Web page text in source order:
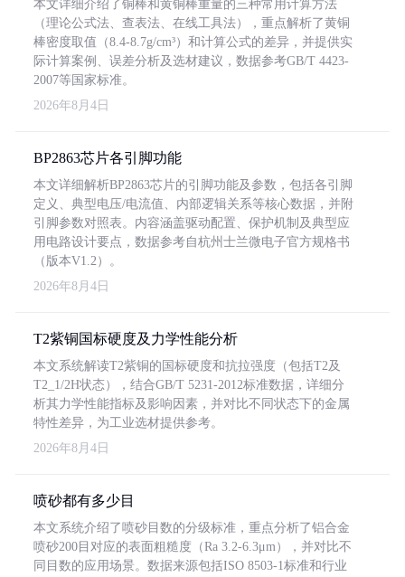
本文详细介绍了铜棒和黄铜棒重量的三种常用计算方法
（理论公式法、查表法、在线工具法），重点解析了黄铜
棒密度取值（8.4-8.7g/cm³）和计算公式的差异，并提供实
际计算案例、误差分析及选材建议，数据参考GB/T 4423-
2007等国家标准。
2026年8月4日
BP2863芯片各引脚功能
本文详细解析BP2863芯片的引脚功能及参数，包括各引脚
定义、典型电压/电流值、内部逻辑关系等核心数据，并附
引脚参数对照表。内容涵盖驱动配置、保护机制及典型应
用电路设计要点，数据参考自杭州士兰微电子官方规格书
（版本V1.2）。
2026年8月4日
T2紫铜国标硬度及力学性能分析
本文系统解读T2紫铜的国标硬度和抗拉强度（包括T2及
T2_1/2H状态），结合GB/T 5231-2012标准数据，详细分
析其力学性能指标及影响因素，并对比不同状态下的金属
特性差异，为工业选材提供参考。
2026年8月4日
喷砂都有多少目
本文系统介绍了喷砂目数的分级标准，重点分析了铝合金
喷砂200目对应的表面粗糙度（Ra 3.2-6.3μm），并对比不
同目数的应用场景。数据来源包括ISO 8503-1标准和行业